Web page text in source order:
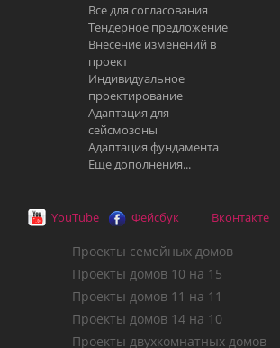
Все для согласования
Тендерное предложение
Внесение изменений в
проект
Индивидуальное
проектирование
Адаптация для
сейсмозоны
Адаптация фундамента
Еще дополнения...
YouTube Фейсбук Вконтакте
Проекты семейных домов
Проекты домов 10 на 15
Проекты домов 11 на 11
Проекты домов 14 на 10
Проекты двухкомнатных домов